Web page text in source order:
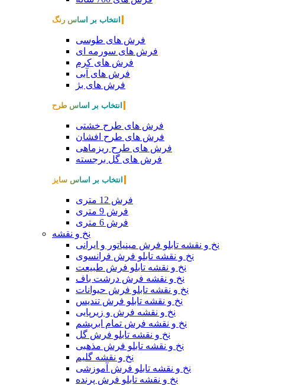
انتخاب بر اساس رنگ
فرش های طوسی
فرش های سورمه ای
فرش های کرم
فرش های آبی
فرش های بژ
انتخاب بر اساس طرح
فرش های طرح خشتی
فرش های طرح افشان
فرش های طرح ریزماهی
فرش های گل برجسته
انتخاب بر اساس سایز
فرش 12 متری
فرش 9 متری
فرش 6 متری
نخ و نقشه
نخ و نقشه تابلو فرش مینیاتور و ایرانی
نخ و نقشه تابلو فرش فرانسوی
نخ و نقشه تابلو فرش طبیعت
نخ و نقشه فرش درشت باف
نخ و نقشه تابلو فرش حیوانات
نخ و نقشه تابلو فرش تندیس
نخ و نقشه فرش و زیرپایی
نخ و نقشه فرش تمام ابریشم
نخ و نقشه تابلو فرش گل
نخ و نقشه تابلو فرش مذهبی
نخ و نقشه گلیم
نخ و نقشه تابلو فرش آموزشی
نخ و نقشه تابلو فرش پرنده